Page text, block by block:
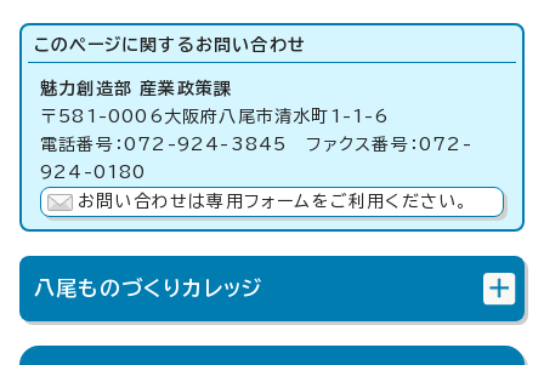
このページに関する お問い合わせ
魅力創造部 産業政策課
〒581-0006大阪府八尾市清水町1-1-6
電話番号：072-924-3845 ファクス番号：072-
924-0180
お問い合わせは専用フォームをご利用ください。
八尾ものづくりカレッジ